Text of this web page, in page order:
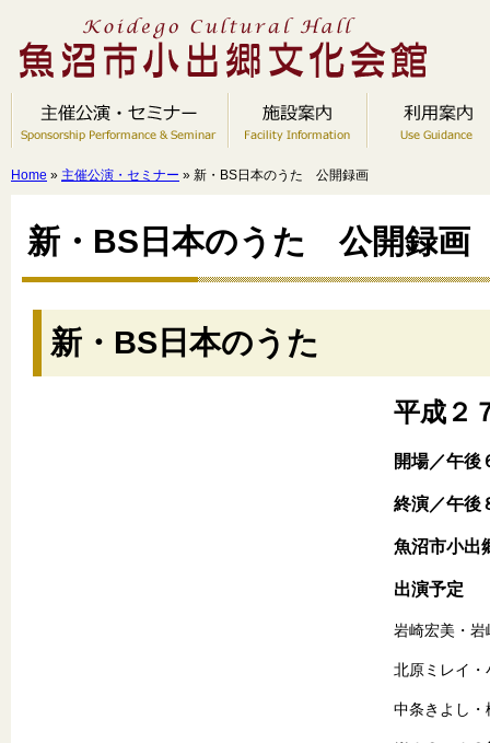
Home » 主催公演・セミナー » 新・BS日本のうた 公開録画
新・BS日本のうた 公開録画
新・BS日本のうた
平成２
開場／午
終演／午後
魚沼市小
出演予定
岩崎宏美・
北原ミレイ
中条きよし